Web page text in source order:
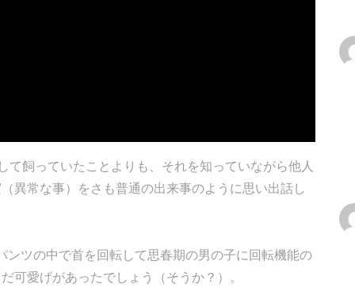
て飼っていたことよりも、それを知っていながら他人
異常な事）をさも普通の出来事のように思い出話し
ンツの中で首を回転して思春期の男の子に回転機能の
可愛げがあったでしょう（そうか？）。